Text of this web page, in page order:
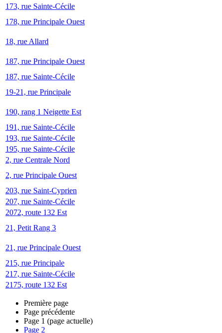
173, rue Sainte-Cécile
178, rue Principale Ouest
18, rue Allard
187, rue Principale Ouest
187, rue Sainte-Cécile
19-21, rue Principale
190, rang 1 Neigette Est
191, rue Sainte-Cécile
193, rue Sainte-Cécile
195, rue Sainte-Cécile
2, rue Centrale Nord
2, rue Principale Ouest
203, rue Saint-Cyprien
207, rue Sainte-Cécile
2072, route 132 Est
21, Petit Rang 3
21, rue Principale Ouest
215, rue Principale
217, rue Sainte-Cécile
2175, route 132 Est
Première page
Page précédente
Page 1 (page actuelle)
Page 2